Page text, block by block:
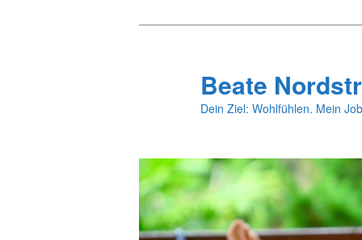
Beate
Dein Ziel: Wohlfühlen. Mein